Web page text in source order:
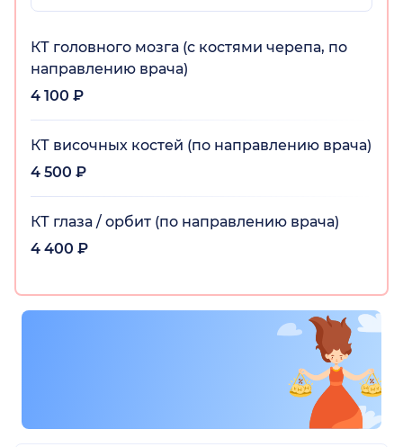
КТ головного мозга (с костями черепа, по
направлению врача)
4 100 ₽
КТ височных костей (по направлению врача)
4 500 ₽
КТ глаза / орбит (по направлению врача)
4 400 ₽